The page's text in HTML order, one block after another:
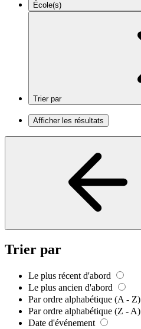
École(s)
Trier par
Afficher les résultats
Trier par
Le plus récent d'abord
Le plus ancien d'abord
Par ordre alphabétique (A - Z)
Par ordre alphabétique (Z - A)
Date d'événement